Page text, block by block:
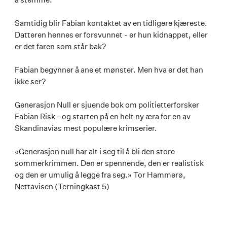
Samtidig blir Fabian kontaktet av en tidligere kjæreste.
Datteren hennes er forsvunnet - er hun kidnappet, eller
er det faren som står bak?
Fabian begynner å ane et mønster. Men hva er det han
ikke ser?
Generasjon Null er sjuende bok om politietterforsker
Fabian Risk - og starten på en helt ny æra for en av
Skandinavias mest populære krimserier.
«Generasjon null har alt i seg til å bli den store
sommerkrimmen. Den er spennende, den er realistisk
og den er umulig å legge fra seg.» Tor Hammerø,
Nettavisen (Terningkast 5)